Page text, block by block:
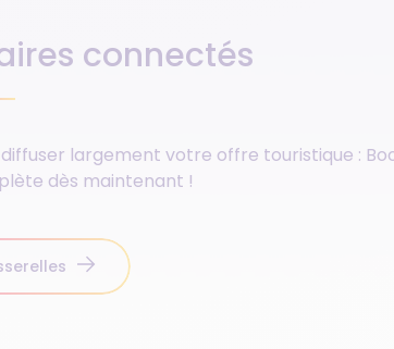
connectés
largement votre offre touristique :
dès maintenant !